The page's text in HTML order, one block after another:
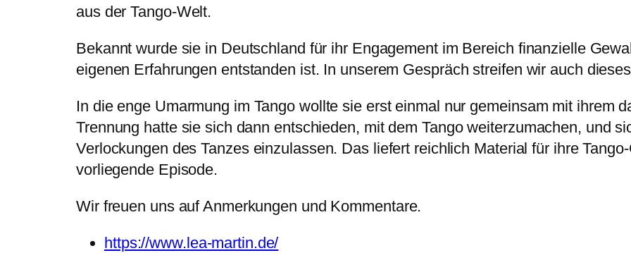
aus der Tango-Welt.
Bekannt wurde sie in Deutschland für ihr Engagement im Bereich finanzielle
eigenen Erfahrungen entstanden ist. In unserem Gespräch streifen wir auch
In die enge Umarmung im Tango wollte sie erst einmal nur gemeinsam mit ihrem
Trennung hatte sie sich dann entschieden, mit dem Tango weiterzumachen, und
Verlockungen des Tanzes einzulassen. Das liefert reichlich Material für ihre
vorliegende Episode.
Wir freuen uns auf Anmerkungen und Kommentare.
https://www.lea-martin.de/